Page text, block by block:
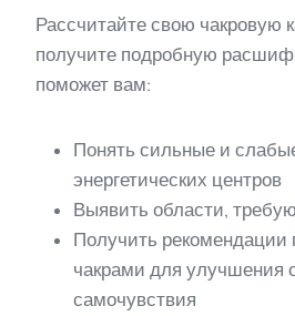
Рассчитайте свою чакровую
получите подробную
поможет вам:
Понять сильные и
энергетических центров
Выявить области,
Получить рекомендации
чакрами для улучшения
самочувствия